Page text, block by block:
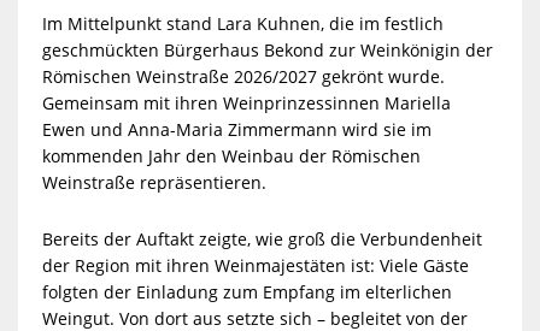
Im Mittelpunkt stand Lara Kuhnen, die im festlich
geschmückten Bürgerhaus Bekond zur Weinkönigin der
Römischen Weinstraße 2026/2027 gekrönt wurde.
Gemeinsam mit ihren Weinprinzessinnen Mariella
Ewen und Anna-Maria Zimmermann wird sie im
kommenden Jahr den Weinbau der Römischen
Weinstraße repräsentieren.
Bereits der Auftakt zeigte, wie groß die Verbundenheit
der Region mit ihren Weinmajestäten ist: Viele Gäste
folgten der Einladung zum Empfang im elterlichen
Weingut. Von dort aus setzte sich – begleitet von der